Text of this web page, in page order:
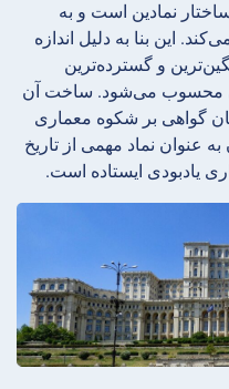
نمادین است و به
این بنا به دلیل اندازه
و گسترده‌ترین
محسوب می‌شود. ساخت آن
ساختمان گواهی بر شکوه معماری
عنوان نماد مهمی از تاریخ
یادبودی ایستاده است.